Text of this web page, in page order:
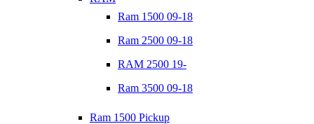
Ram 1500 09-18
Ram 2500 09-18
RAM 2500 19-
Ram 3500 09-18
Ram 1500 Pickup